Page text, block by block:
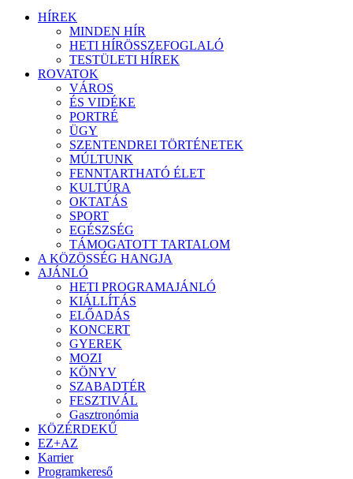
HÍREK
MINDEN HÍR
HETI HÍRÖSSZEFOGLALÓ
TESTÜLETI HÍREK
ROVATOK
VÁROS
ÉS VIDÉKE
PORTRÉ
ÜGY
SZENTENDREI TÖRTÉNETEK
MÚLTUNK
FENNTARTHATÓ ÉLET
KULTÚRA
OKTATÁS
SPORT
EGÉSZSÉG
TÁMOGATOTT TARTALOM
A KÖZÖSSÉG HANGJA
AJÁNLÓ
HETI PROGRAMAJÁNLÓ
KIÁLLÍTÁS
ELŐADÁS
KONCERT
GYEREK
MOZI
KÖNYV
SZABADTÉR
FESZTIVÁL
Gasztronómia
KÖZÉRDEKŰ
EZ+AZ
Karrier
Programkereső